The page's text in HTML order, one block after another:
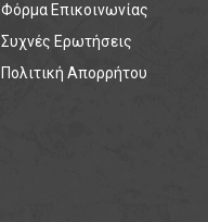
Φόρμα Επικοινωνίας
Συχνές Ερωτήσεις
Πολιτική Απορρήτου